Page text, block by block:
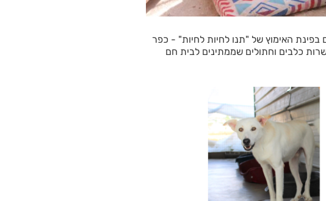
בפינת האימוץ של "תנו לחיות לחיות" - כפר
כלבים וחתולים שממתינים לבית חם